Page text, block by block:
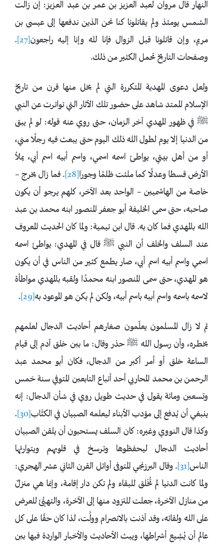
النهار قال مروان لعبد العزيز بن عمر بن عبد العزيز: إن زالت
الشمس يومئذ ولم يقاتلونا كنا نحن الذين ندفعها إلى عيسى بن
مريم، وإن قاتلونا قبل الزوال فإنا لله وإنا إليه راجعون[27]
.
وصفحات التاريخ تحمل الكثير من ذلك.
ولعل دعوى المهدية المتكررة التي لم يخل منها قرن من تاريخ
الإسلام الممتد شاهد على حضور تلك الآثار التي تواترت عن النبي
ﷺ في ظهور المهدي آخر الزمان، حتى روي عنه قوله: ‌لو ‌لم ‌يبق
‌من ‌الدنيا ‌إلا ‌يوم لطول الله ذلك اليوم حتى يبعث فيه رجلًا مني،
أو من أهل بيتي، يواطئ اسمه اسمي، واسم أبيه اسم أبي، يملأ
الأرض قسطا وعدلًا كما ملئت ظلمًا وجورا[28]
. فما زال يخرج –
خاصة من الهاشميين – الواحد بعد الآخر، كلهم يرجو أن يكون
صاحبه، حتى سمى الخليفة أبو جعفر المنصور ابنه محمد بن عبد
الله بالمهدي فما كان به. قال ابن تيمية: ولما كان الحديث المعروف
عند السلف والخلف أن النبي ﷺ قال في المهدي: يواطئ اسمه
اسمي واسم أبيه اسم أبي، صار يطمع كثير من الناس في أن يكون
هو المهدي، حتى سمى المنصور ابنه محمدًا ولقبه بالمهدي مواطأة
لاسمه باسمه واسم أبيه باسم أبيه، ولكن لم يكن هو الموعود به[29]
.
ثم لا زال المسلمون يعلّمون صغارهم أحاديث الدجال لعلمهم
بخطره، وأن رسول الله ﷺ حذر وقال: ما بين خلق آدم إلى قيام
الساعة خلق أو أمر أكبر من الدجال، فكان أبو محمد عبد
الرحمن بن محمد المحاربي أحد أتباع التابعين المتوفي سنة خمس
وتسعين ومائة يقول في حديث طويل روي في شأن الدجال: إنه
ينبغي أن يُدفع إلى مؤدب الأبناء ليعلمه الصبيان في الكتَّاب[30]
.
وكذا قال النووي وغيره: كان السلف يستحبون أن يلقن الصبيان
أحاديث الدجال ليحفظوها وترسخ في قلوبهم ويتوارثها
الناس[31]
. وقال البرزنجي المتوفى أوائل القرن الثاني عشر الهجري:
ولما كانت الدنيا لم تُخْلق للبقاء ولم تكن دار إقامة، وإنما هي منزلٌ
من منازل الآخرة، جعلت للتزود منها إلى الآخرة، والتهيُّئ للعرض
على الله ولقائه، وقد آذنت بالانصرام وولَّت، لذا كان حقًا على كل
عالم أن يُشِيع أشراطها، ويبث الأحاديث والأخبار الواردة فيها بين